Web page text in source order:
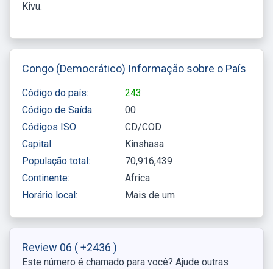
Kivu
Congo (Democrático) Informação sobre o País
Código do país:
243
Código de Saída:
00
Códigos ISO:
CD/COD
Capital:
Kinshasa
População total:
70,916,439
Continente:
Africa
Horário local:
Mais de um
Review 06 ( +2436 )
Este número é chamado para você? Ajude outras